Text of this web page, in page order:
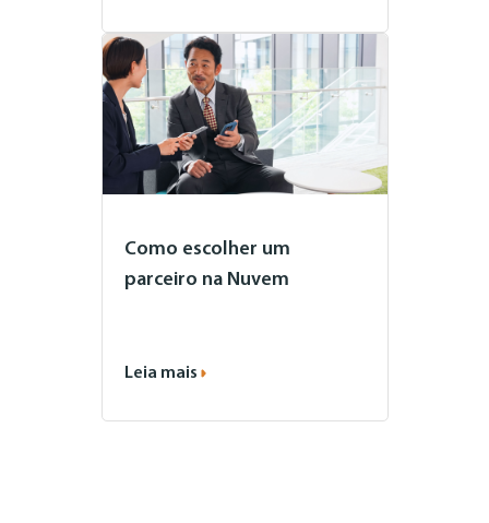
Como escolher um
parceiro na Nuvem
Leia mais